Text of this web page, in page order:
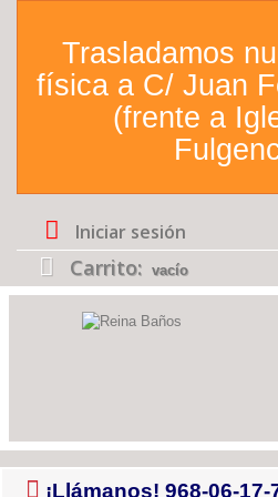
Trasladamos
física a C/ Juan
(frente a
Iniciar sesión
Carrito: vacío
¡Llámanos! 968-06-17-